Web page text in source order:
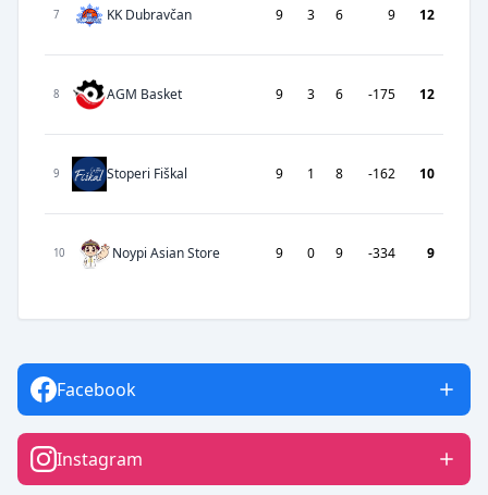
7 KK Dubravčan 9 3 6 9 12
8 AGM Basket 9 3 6 -175 12
9 Stoperi Fiškal 9 1 8 -162 10
10 Noypi Asian Store 9 0 9 -334 9
Facebook
Instagram